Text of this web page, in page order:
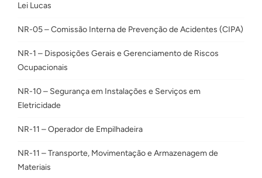
Lei Lucas
NR-05 – Comissão Interna de Prevenção de Acidentes (CIPA)
NR-1 – Disposições Gerais e Gerenciamento de Riscos
Ocupacionais
NR-10 – Segurança em Instalações e Serviços em
Eletricidade
NR-11 – Operador de Empilhadeira
NR-11 – Transporte, Movimentação e Armazenagem de
Materiais